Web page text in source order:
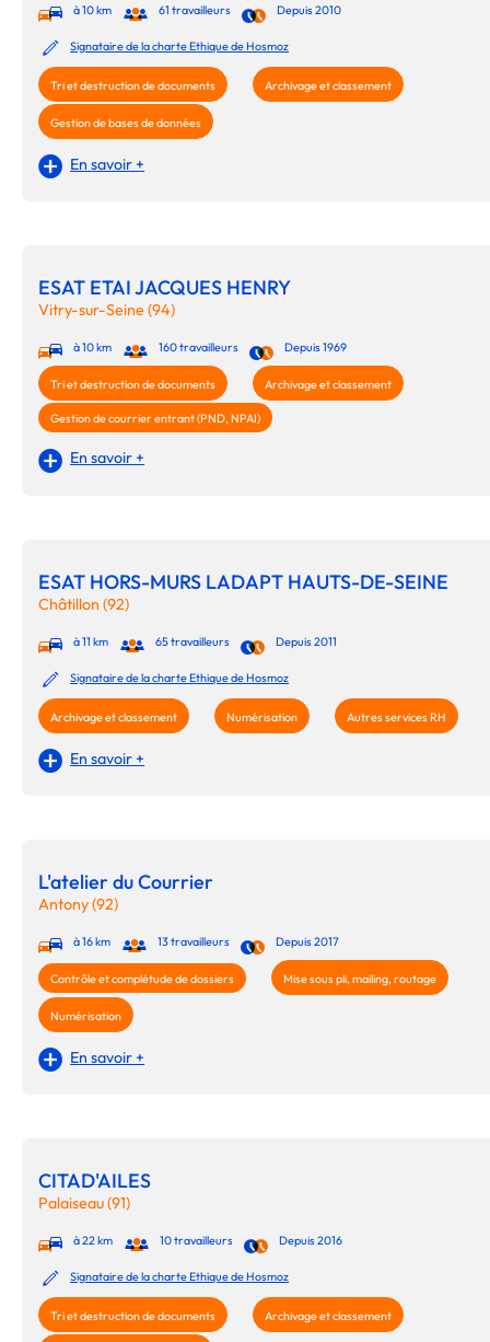
à 10 km 61 travailleurs Depuis 2010
Signataire de la charte Ethique de Hosmoz
Tri et destruction de documents Archivage et classement
Gestion de bases de données
En savoir +
ESAT ETAI JACQUES HENRY
Vitry-sur-Seine (94)
à 10 km 160 travailleurs Depuis 1969
Tri et destruction de documents Archivage et classement
Gestion de courrier entrant (PND, NPAI)
En savoir +
ESAT HORS-MURS LADAPT HAUTS-DE-SEINE
Châtillon (92)
à 11 km 65 travailleurs Depuis 2011
Signataire de la charte Ethique de Hosmoz
Archivage et classement Numérisation Autres services RH
En savoir +
L'atelier du Courrier
Antony (92)
à 16 km 13 travailleurs Depuis 2017
Contrôle et complétude de dossiers Mise sous pli, mailing, routage
Numérisation
En savoir +
CITAD'AILES
Palaiseau (91)
à 22 km 10 travailleurs Depuis 2016
Signataire de la charte Ethique de Hosmoz
Tri et destruction de documents Archivage et classement